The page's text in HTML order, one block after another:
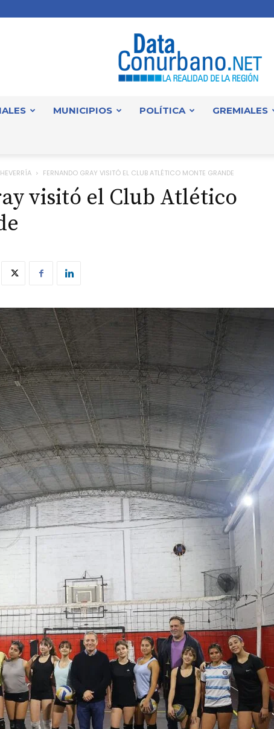
MUNICIPIOS POLÍTICA GREMIALES
FERNANDO GRAY VISITÓ EL CLUB ATLÉTICO MONTE GRANDE
visitó el Club Atlético